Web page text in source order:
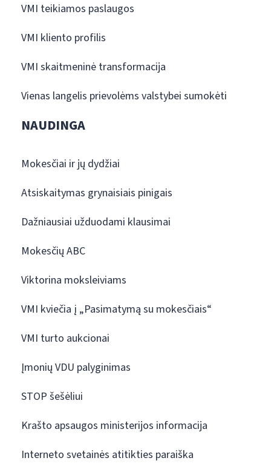
VMI teikiamos paslaugos
VMI kliento profilis
VMI skaitmeninė transformacija
Vienas langelis prievolėms valstybei sumokėti
NAUDINGA
Mokesčiai ir jų dydžiai
Atsiskaitymas grynaisiais pinigais
Dažniausiai užduodami klausimai
Mokesčių ABC
Viktorina moksleiviams
VMI kviečia į „Pasimatymą su mokesčiais“
VMI turto aukcionai
Įmonių VDU palyginimas
STOP šešėliui
Krašto apsaugos ministerijos informacija
Interneto svetainės atitikties paraiška